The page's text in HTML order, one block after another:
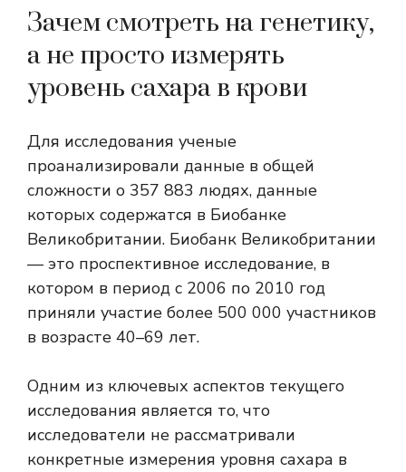
Зачем смотреть на генетику,
а не просто измерять
уровень сахара в крови
Для исследования ученые
проанализировали данные в общей
сложности о 357 883 людях, данные
которых содержатся в Биобанке
Великобритании. Биобанк Великобритании
— это проспективное исследование, в
котором в период с 2006 по 2010 год
приняли участие более 500 000 участников
в возрасте 40–69 лет.
Одним из ключевых аспектов текущего
исследования является то, что
исследователи не рассматривали
конкретные измерения уровня сахара в